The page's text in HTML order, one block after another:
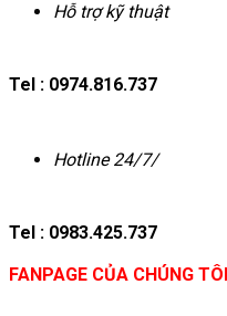
Hỗ trợ kỹ thuật
Tel : 0974.816.737
Hotline 24/7/
Tel : 0983.425.737
FANPAGE CỦA CHÚNG TÔI